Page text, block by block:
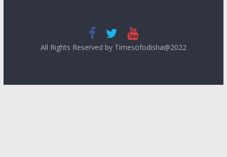
All Rights Reserved by Timesofodisha@2022